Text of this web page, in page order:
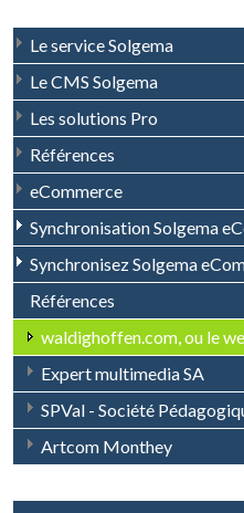
Le service Solgema
Le CMS Solgema
Les solutions Pro
Références
eCommerce
Synchronisation Solgema
Synchronisez Solgema
Références
waldighoffen.com, ou le
Expert multimedia SA
SPVal - Société
Artcom Monthey